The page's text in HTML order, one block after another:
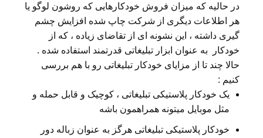
در حالیه که میزان فروش خودکارهایی که روشون لوگو یا
هر اطلاعات دیگری از شرکت چاپ شده افزایش چشم
گیری داشته ، این نشونه ای از تقاضای زیاده ، که از
خودکار به عنوان ابزار تبلیغاتی قدرتمند استفاده شده .
حالا چند تا از مزایای خودکار تبلیغاتی رو با هم بررسی
کنیم :
یک خودکار پلاستیکی تبلیغاتی ، کوچیک و قابل حمله و
مثل موبایل میتونه همراهمون باشه
خودکار پلاستیکی تبلیغاتی هرگز به عنوان زباله دور